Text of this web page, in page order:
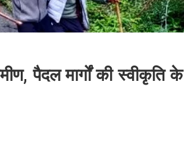
पैदल मार्गों की स्वीकृति के